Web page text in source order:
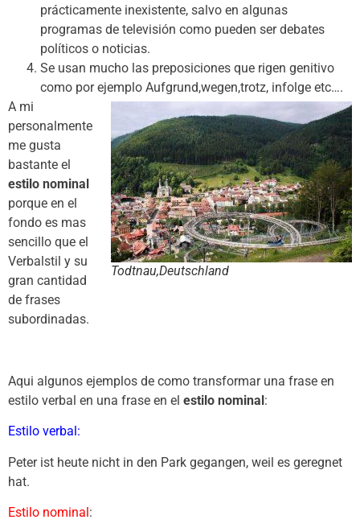
prácticamente inexistente, salvo en algunas
programas de televisión como pueden ser debates
políticos o noticias.
Se usan mucho las preposiciones que rigen genitivo
como por ejemplo Aufgrund,wegen,trotz, infolge etc….
Todtnau,Deutschland
A mi
personalmente
me gusta
bastante el
estilo nominal
porque en el
fondo es mas
sencillo que el
Verbalstil y su
gran cantidad
de frases
subordinadas.
Aqui algunos ejemplos de como transformar una frase en
estilo verbal en una frase en el estilo nominal:
Estilo verbal:
Peter ist heute nicht in den Park gegangen, weil es geregnet
hat.
Estilo nominal :